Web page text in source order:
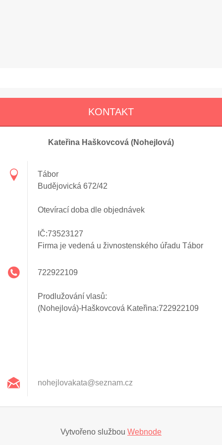
KONTAKT
Kateřina Haškovcová (Nohejlová)
Tábor
Budějovická 672/42
Otevírací doba dle objednávek
IČ:73523127
Firma je vedená u živnostenského úřadu Tábor
722922109
Prodlužování vlasů:
(Nohejlová)-Haškovcová Kateřina:722922109
nohejlovakata@seznam.cz
Vytvořeno službou Webnode